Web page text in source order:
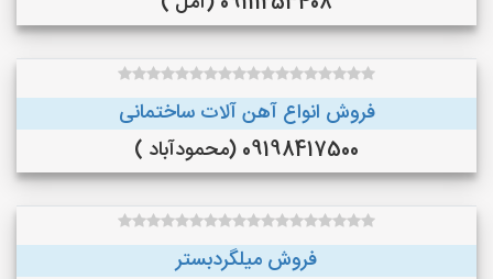
فروش انواع آهن آلات ساختمانی
09198417500 (محمودآباد )
فروش میلگردبستر